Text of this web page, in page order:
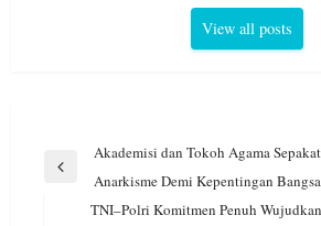
View all posts
Navigasi
pos
Previous
Akademisi dan Tokoh Agama
Anarkisme Demi Kepentingan Bangsa
TNI–Polri Komitmen Penuh